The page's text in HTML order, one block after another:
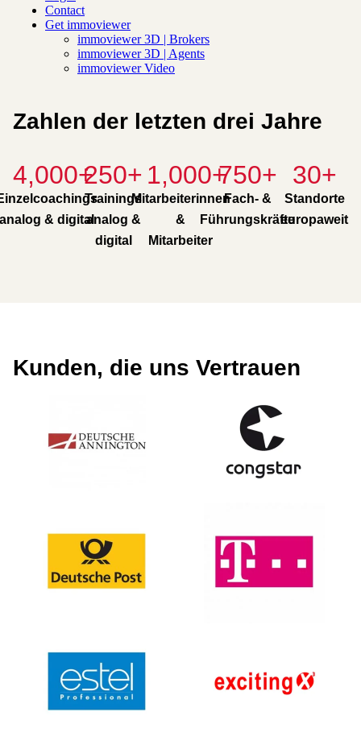
Zahlen der letzten drei Jahre
& digital
4,000+
Trainings
analog &
digital
250+
Mitarbeiterinnen
&
Mitarbeiter
1,000+
Fach- &
Führungskräfte
750+
Standorte
europaweit
30+
Kunden, die uns Vertrauen